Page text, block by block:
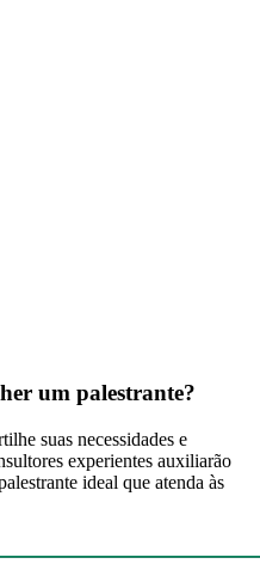
um palestrante?
suas necessidades e
experientes auxiliarão
ideal que atenda às